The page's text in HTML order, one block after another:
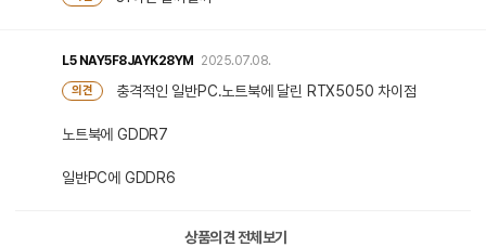
L5 NAY5F8JAYK28YM 2025.07.08.
의견 충격적인 일반PC.노트북에 달린 RTX5050 차이점
노트북에 GDDR7
일반PC에 GDDR6
상품의견 전체보기